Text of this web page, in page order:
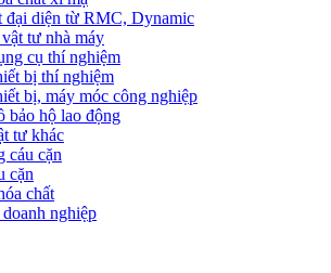
đại diện từ RMC, Dynamic
tư nhà máy
cụ thí nghiệm
bị thí nghiệm
bị, máy móc công nghiệp
bảo hộ lao động
tư khác
cáu cặn
cặn
chất
nghiệp